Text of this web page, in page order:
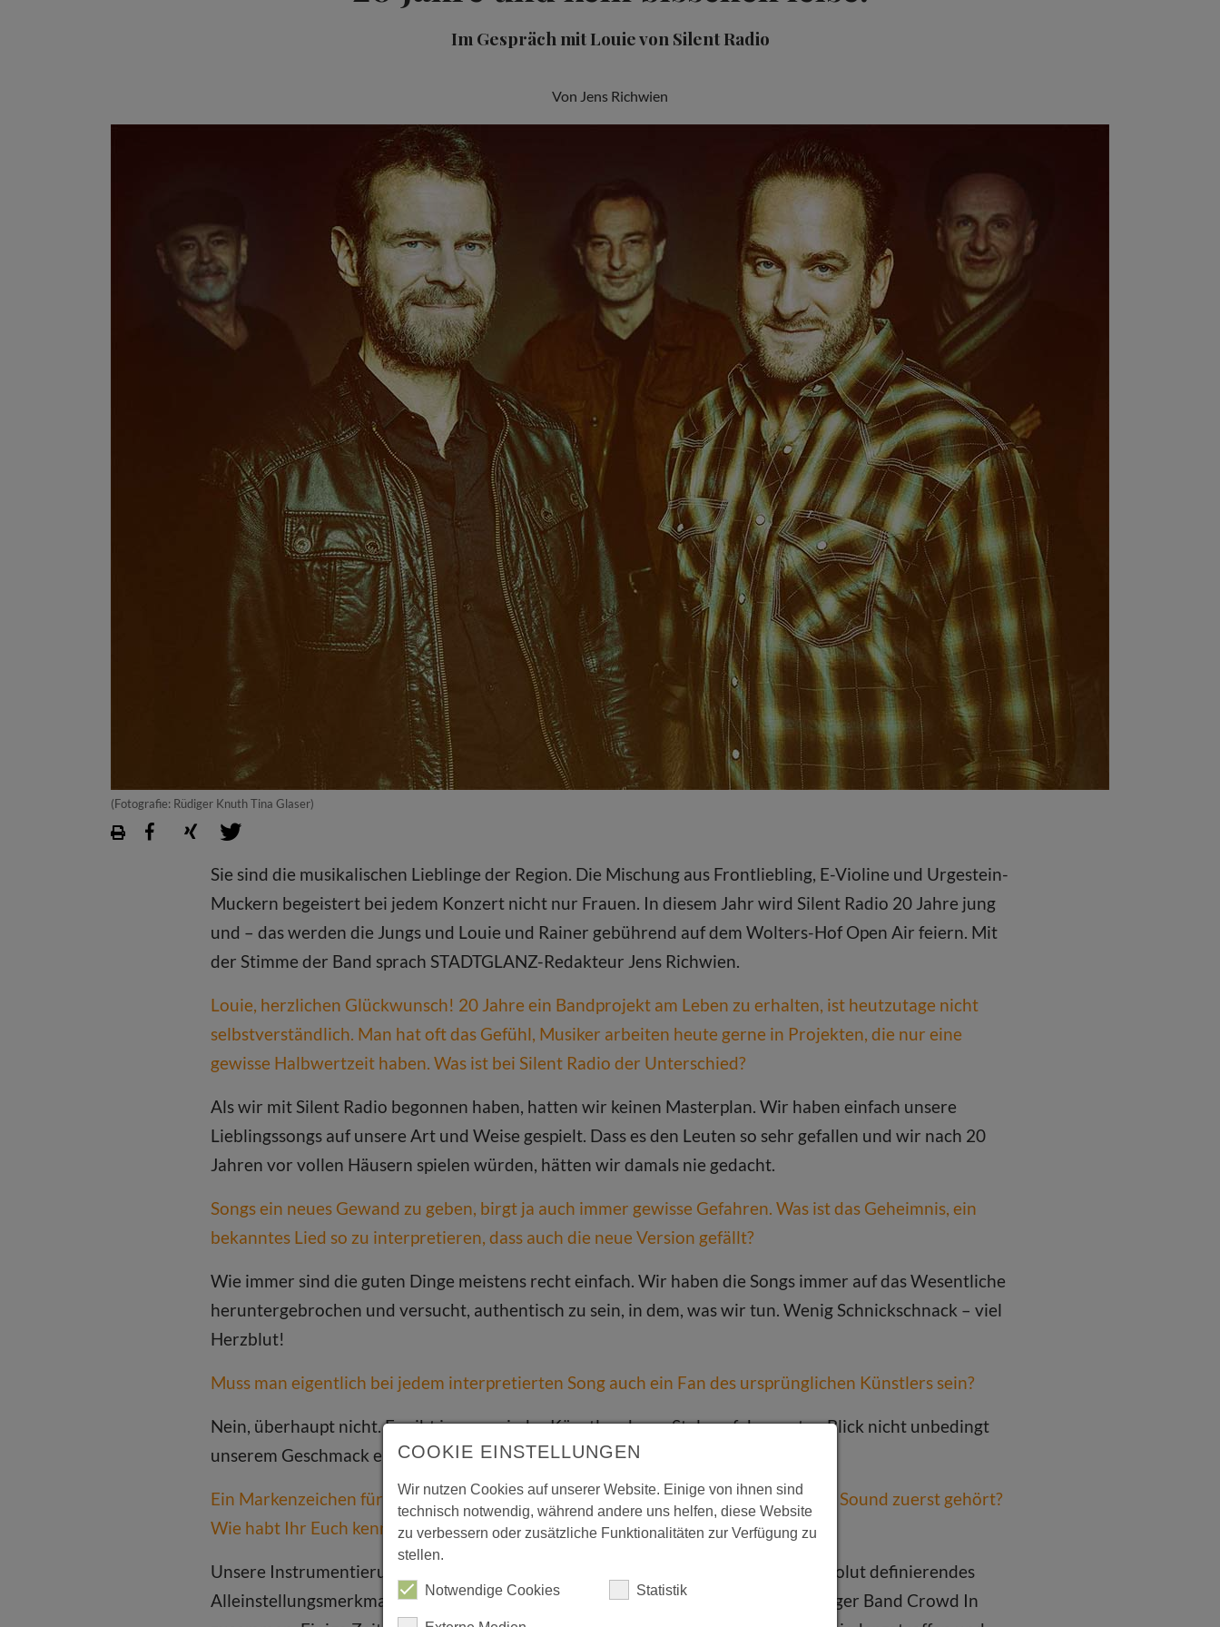
Im Gespräch mit Louie von Silent Radio
Von Jens Richwien
(Fotografie: Rüdiger Knuth Tina Glaser)
Sie sind die musikalischen Lieblinge der Region. Die Mischung aus Frontliebling, E-Violine und Urgestein-
Muckern begeistert bei jedem Konzert nicht nur Frauen. In diesem Jahr wird Silent Radio 20 Jahre jung
und – das werden die Jungs und Louie und Rainer gebührend auf dem Wolters-Hof Open Air feiern. Mit
der Stimme der Band sprach STADTGLANZ-Redakteur Jens Richwien.
Louie, herzlichen Glückwunsch! 20 Jahre ein Bandprojekt am Leben zu erhalten, ist heutzutage nicht
selbstverständlich. Man hat oft das Gefühl, Musiker arbeiten heute gerne in Projekten, die nur eine
gewisse Halbwertzeit haben. Was ist bei Silent Radio der Unterschied?
Als wir mit Silent Radio begonnen haben, hatten wir keinen Masterplan. Wir haben einfach unsere
Lieblingssongs auf unsere Art und Weise gespielt. Dass es den Leuten so sehr gefallen und wir nach 20
Jahren vor vollen Häusern spielen würden, hätten wir damals nie gedacht.
Songs ein neues Gewand zu geben, birgt ja auch immer gewisse Gefahren. Was ist das Geheimnis, ein
bekanntes Lied so zu interpretieren, dass auch die neue Version gefällt?
Wie immer sind die guten Dinge meistens recht einfach. Wir haben die Songs immer auf das Wesentliche
heruntergebrochen und versucht, authentisch zu sein, in dem, was wir tun. Wenig Schnickschnack – viel
Herzblut!
Muss man eigentlich bei jedem interpretierten Song auch ein Fan des ursprünglichen Künstlers sein?
Nein, überhaupt nicht. Es gibt immer wieder Künstler, deren Style auf den ersten Blick nicht unbedingt
unserem Geschmack entspricht, die aber super Songs geschrieben haben.
Ein Markenzeichen für Silent Radio ist sicher Rainers E-Violine. Wo hast Du diesen Sound zuerst gehört?
Wie habt Ihr Euch kennengelernt?
Unsere Instrumentierung mit Rainers inspiriertem, alternativem Ansatz ist ein absolut definierendes
Alleinstellungsmerkmal. Wir spielten vor Silent Radio bereits bei der Braunschweiger Band Crowd In
COOKIE EINSTELLUNGEN
Wir nutzen Cookies auf unserer Website. Einige von ihnen sind
technisch notwendig, während andere uns helfen, diese Website
zu verbessern oder zusätzliche Funktionalitäten zur Verfügung zu
stellen.
Notwendige Cookies Statistik